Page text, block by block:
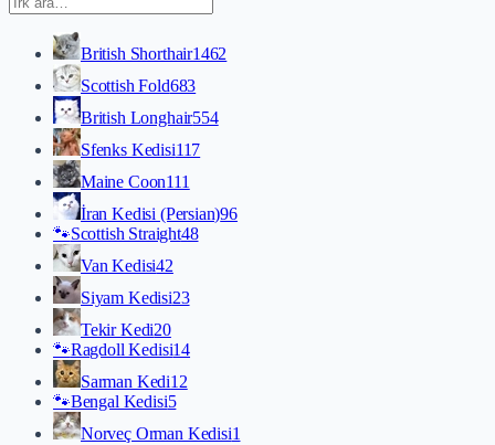
British Shorthair1462
Scottish Fold683
British Longhair554
Sfenks Kedisi117
Maine Coon111
İran Kedisi (Persian)96
🐾Scottish Straight48
Van Kedisi42
Siyam Kedisi23
Tekir Kedi20
🐾Ragdoll Kedisi14
Sarman Kedi12
🐾Bengal Kedisi5
Norveç Orman Kedisi1